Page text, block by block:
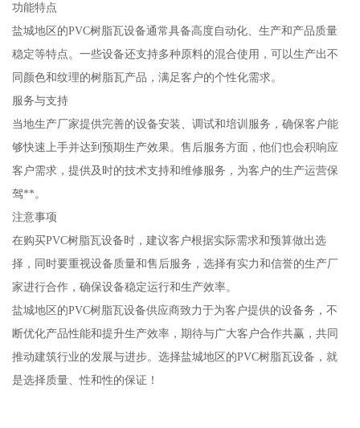
功能特点
盐城地区的PVC树脂瓦设备通常具备高度自动化、生产和产品质量
稳定等特点。一些设备还支持多种原料的混合使用，可以生产出不
同颜色和纹理的树脂瓦产品，满足客户的个性化需求。
服务与支持
当地生产厂家提供完善的设备安装、调试和培训服务，确保客户能
够快速上手并达到预期生产效果。售后服务方面，他们也会积响应
客户需求，提供及时的技术支持和维修服务，为客户的生产运营保
驾**。
注意事项
在购买PVC树脂瓦设备时，建议客户根据实际需求和预算做出选
择，同时要重视设备质量和售后服务，选择有实力和信誉的生产厂
家进行合作，确保设备稳定运行和生产效率。
盐城地区的PVC树脂瓦设备供应商致力于为客户提供的设备务，不
断优化产品性能和提升生产效率，期待与广大客户合作共赢，共同
推动建筑行业的发展与进步。选择盐城地区的PVC树脂瓦设备，就
是选择质量、性和性的保证！